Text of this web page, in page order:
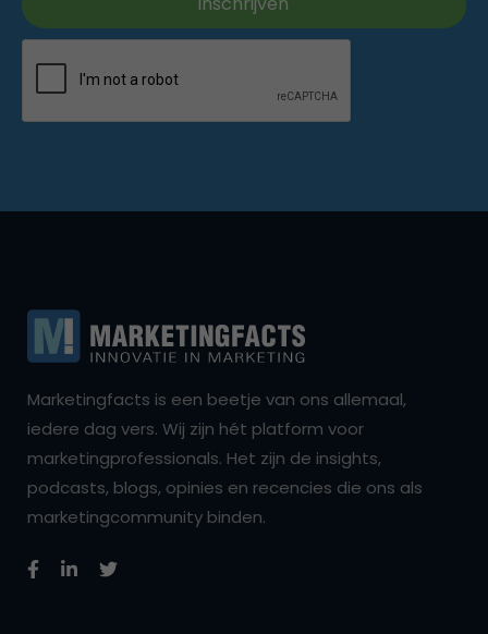
Marketingfacts is een beetje van ons allemaal,
iedere dag vers. Wij zijn hét platform voor
marketingprofessionals. Het zijn de insights,
podcasts, blogs, opinies en recencies die ons als
marketingcommunity binden.